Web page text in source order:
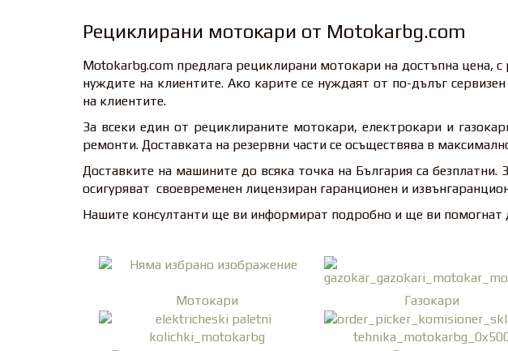
Рециклирани мотокари от Motokarbg.com
Motokarbg.com предлага рециклирани мотокари на достъпна цена,
нуждите на клиентите. Ако карите се нуждаят от по-дълъг
на клиентите.
За всеки един от рециклираните мотокари, електрокари и
ремонти. Доставката на резервни части се осъществява в
Доставките на машините до всяка точка на България са
осигуряват своевременен лицензиран гаранционен и
Нашите консултанти ще ви информират подробно и ще ви
Мотокари Газокари